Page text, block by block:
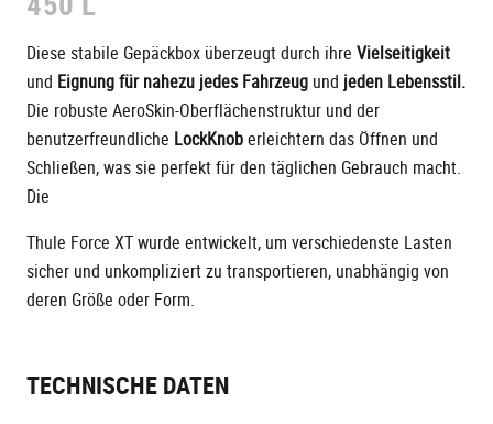
Diese stabile Gepäckbox überzeugt durch ihre Vielseitigkeit
und Eignung für nahezu jedes Fahrzeug und jeden Lebensstil.
Die robuste AeroSkin-Oberflächenstruktur und der
benutzerfreundliche LockKnob erleichtern das Öffnen und
Schließen, was sie perfekt für den täglichen Gebrauch macht.
Die
Thule Force XT wurde entwickelt, um verschiedenste Lasten
sicher und unkompliziert zu transportieren, unabhängig von
deren Größe oder Form.
TECHNISCHE DATEN